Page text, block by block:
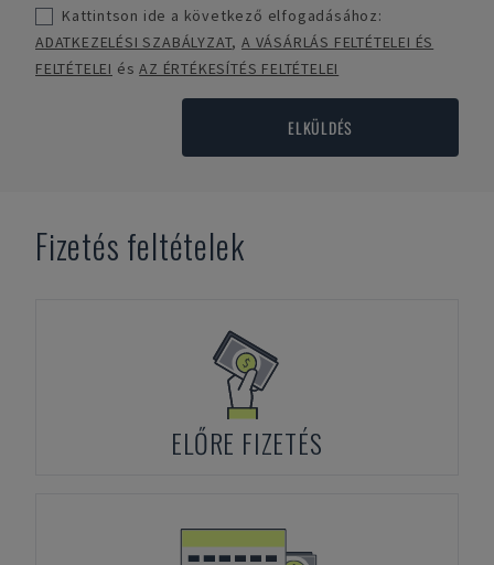
Kattintson ide a következő elfogadásához:
ADATKEZELÉSI SZABÁLYZAT,A VÁSÁRLÁS FELTÉTELEI ÉS
FELTÉTELEI ésAZ ÉRTÉKESÍTÉS FELTÉTELEI
ELKÜLDÉS
Fizetés feltételek
ELŐRE FIZETÉS